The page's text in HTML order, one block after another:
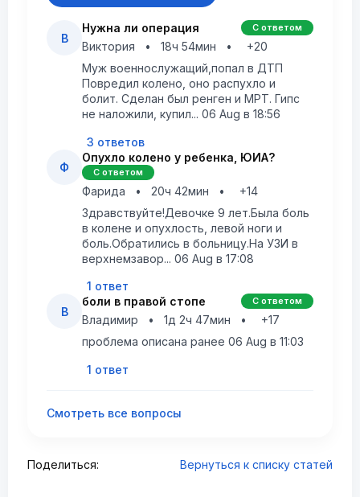
В
Нужна ли операция С ответом
Виктория • 18ч 54мин •
+20
Муж военнослужащий,попал в ДТП
Повредил колено, оно распухло и
болит. Сделан был ренген и МРТ. Гипс
не наложили, купил... 06 Aug в 18:56
3 ответов
Ф
Опухло колено у ребенка, ЮИА?
С ответом
Фарида • 20ч 42мин •
+14
Здравствуйте!Девочке 9 лет.Была боль
в колене и опухлость, левой ноги и
боль.Обратились в больницу.На УЗИ в
верхнемзавор... 06 Aug в 17:08
1 ответ
В
боли в правой стопе С ответом
Владимир • 1д 2ч 47мин •
+17
проблема описана ранее 06 Aug в 11:03
1 ответ
Смотреть все вопросы
Поделиться: Вернуться к списку статей